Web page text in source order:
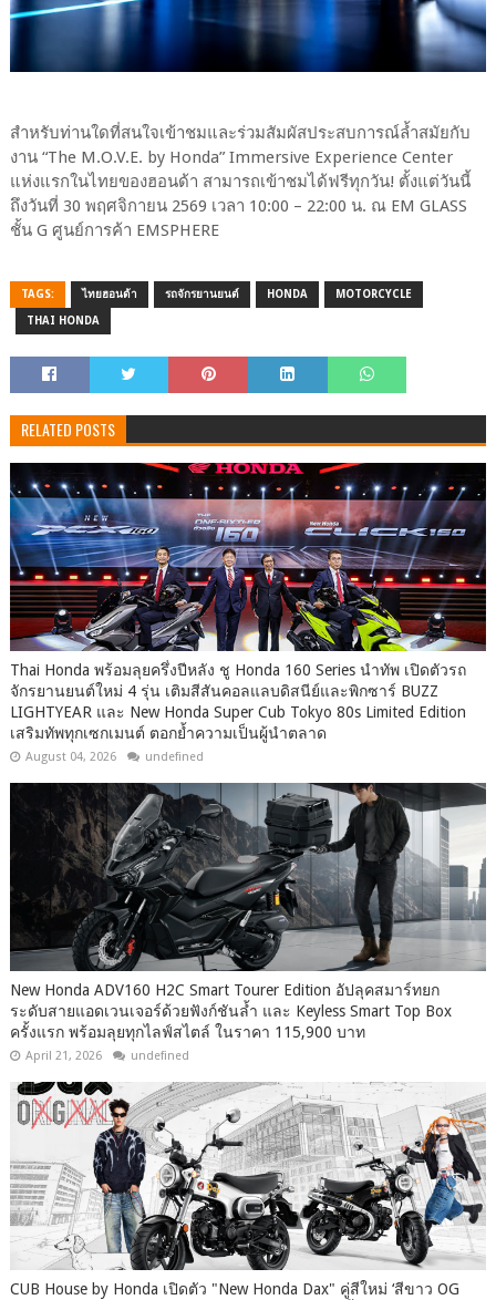
สำหรับท่านใดที่สนใจเข้าชมและร่วมสัมผัสประสบการณ์ล้ำสมัยกับ
งาน “The M.O.V.E. by Honda” Immersive Experience Center
แห่งแรกในไทยของฮอนด้า สามารถเข้าชมได้ฟรีทุกวัน! ตั้งแต่วันนี้
ถึงวันที่ 30 พฤศจิกายน 2569 เวลา 10:00 – 22:00 น. ณ EM GLASS
ชั้น G ศูนย์การค้า EMSPHERE
TAGS: ไทยฮอนด้า รถจักรยานยนต์ HONDA MOTORCYCLE
THAI HONDA
RELATED POSTS
Thai Honda พร้อมลุยครึ่งปีหลัง ชู Honda 160 Series นำทัพ เปิดตัวรถ
จักรยานยนต์ใหม่ 4 รุ่น เติมสีสันคอลแลบดิสนีย์และพิกซาร์ BUZZ
LIGHTYEAR และ New Honda Super Cub Tokyo 80s Limited Edition
เสริมทัพทุกเซกเมนต์ ตอกย้ำความเป็นผู้นำตลาด
August 04, 2026 undefined
New Honda ADV160 H2C Smart Tourer Edition อัปลุคสมาร์ทยก
ระดับสายแอดเวนเจอร์ด้วยฟังก์ชันล้ำ และ Keyless Smart Top Box
ครั้งแรก พร้อมลุยทุกไลฟ์สไตล์ ในราคา 115,900 บาท
April 21, 2026 undefined
CUB House by Honda เปิดตัว "New Honda Dax" คู่สีใหม่ ‘สีขาว OG